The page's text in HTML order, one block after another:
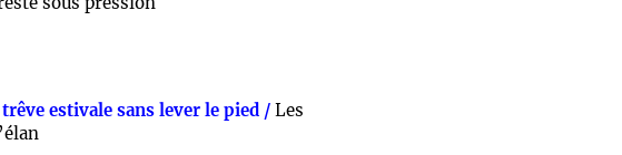
estivale sans lever le pied / Les